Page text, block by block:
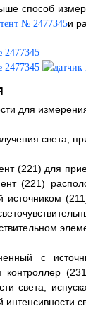
способ
и
для
света,
(221) для
(221)
источником
с
контроллер
света,
интенсивности